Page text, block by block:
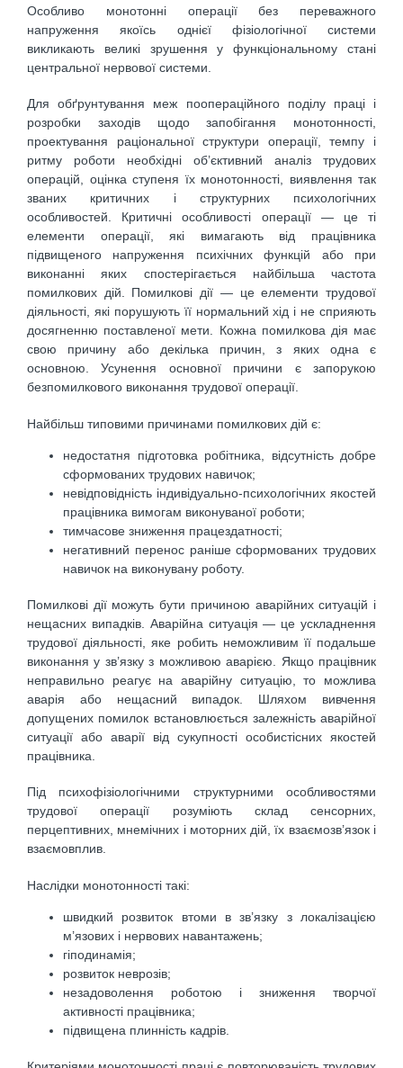
Особливо монотонні операції без переважного
напруження якоїсь однієї фізіологічної системи
викликають великі зрушення у функціональному стані
центральної нервової системи.
Для обґрунтування меж поопераційного поділу праці і
розробки заходів щодо запобігання монотонності,
проектування раціональної структури операції, темпу і
ритму роботи необхідні об’єктивний аналіз трудових
операцій, оцінка ступеня їх монотонності, виявлення так
званих критичних і структурних психологічних
особливостей. Критичні особливості операції — це ті
елементи операції, які вимагають від працівника
підвищеного напруження психічних функцій або при
виконанні яких спостерігається найбільша частота
помилкових дій. Помилкові дії — це елементи трудової
діяльності, які порушують її нормальний хід і не сприяють
досягненню поставленої мети. Кожна помилкова дія має
свою причину або декілька причин, з яких одна є
основною. Усунення основної причини є запорукою
безпомилкового виконання трудової операції.
Найбільш типовими причинами помилкових дій є:
недостатня підготовка робітника, відсутність добре
сформованих трудових навичок;
невідповідність індивідуально-психологічних якостей
працівника вимогам виконуваної роботи;
тимчасове зниження працездатності;
негативний перенос раніше сформованих трудових
навичок на виконувану роботу.
Помилкові дії можуть бути причиною аварійних ситуацій і
нещасних випадків. Аварійна ситуація — це ускладнення
трудової діяльності, яке робить неможливим її подальше
виконання у зв’язку з можливою аварією. Якщо працівник
неправильно реагує на аварійну ситуацію, то можлива
аварія або нещасний випадок. Шляхом вивчення
допущених помилок встановлюється залежність аварійної
ситуації або аварії від сукупності особистісних якостей
працівника.
Під психофізіологічними структурними особливостями
трудової операції розуміють склад сенсорних,
перцептивних, мнемічних і моторних дій, їх взаємозв’язок і
взаємовплив.
Наслідки монотонності такі:
швидкий розвиток втоми в зв’язку з локалізацією
м’язових і нервових навантажень;
гіподинамія;
розвиток неврозів;
незадоволення роботою і зниження творчої
активності працівника;
підвищена плинність кадрів.